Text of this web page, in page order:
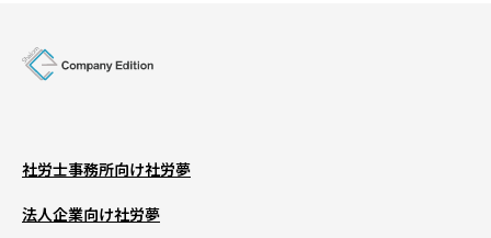
社労士事務所向け社労夢
法人企業向け社労夢